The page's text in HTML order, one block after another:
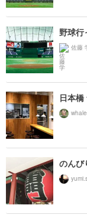
野球
佐藤
日本橋
のんび